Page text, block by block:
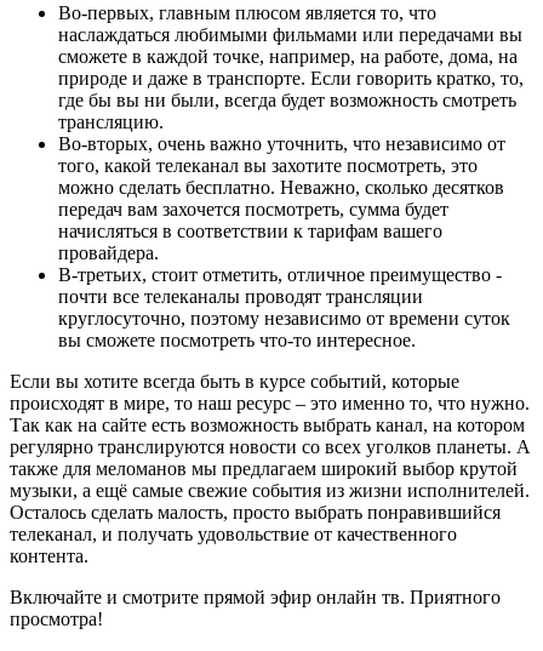
Во-первых, главным плюсом является то, что
наслаждаться любимыми фильмами или передачами вы
сможете в каждой точке, например, на работе, дома, на
природе и даже в транспорте. Если говорить кратко, то,
где бы вы ни были, всегда будет возможность смотреть
трансляцию.
Во-вторых, очень важно уточнить, что независимо от
того, какой телеканал вы захотите посмотреть, это
можно сделать бесплатно. Неважно, сколько десятков
передач вам захочется посмотреть, сумма будет
начисляться в соответствии к тарифам вашего
провайдера.
В-третьих, стоит отметить, отличное преимущество -
почти все телеканалы проводят трансляции
круглосуточно, поэтому независимо от времени суток
вы сможете посмотреть что-то интересное.
Если вы хотите всегда быть в курсе событий, которые
происходят в мире, то наш ресурс – это именно то, что нужно.
Так как на сайте есть возможность выбрать канал, на котором
регулярно транслируются новости со всех уголков планеты. А
также для меломанов мы предлагаем широкий выбор крутой
музыки, а ещё самые свежие события из жизни исполнителей.
Осталось сделать малость, просто выбрать понравившийся
телеканал, и получать удовольствие от качественного
контента.
Включайте и смотрите прямой эфир онлайн тв. Приятного
просмотра!